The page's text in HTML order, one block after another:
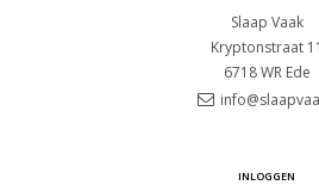
Slaap Vaak
Kryptonstraat 11
6718 WR Ede
INLOGGEN